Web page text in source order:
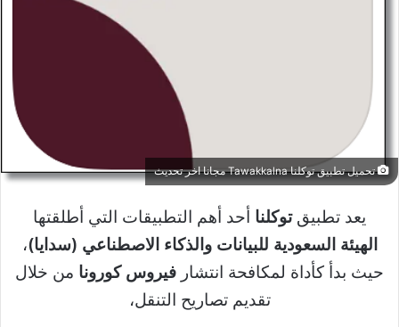
تحميل تطبيق توكلنا Tawakkalna مجانا اخر تحديث
يعد تطبيقتوكلنا أحد أهم التطبيقات التي أطلقتها
الهيئة السعودية للبيانات والذكاء الاصطناعي (سدايا)،
حيث بدأ كأداة لمكافحة انتشار فيروس كورونا من خلال
تقديم تصاريح التنقل،